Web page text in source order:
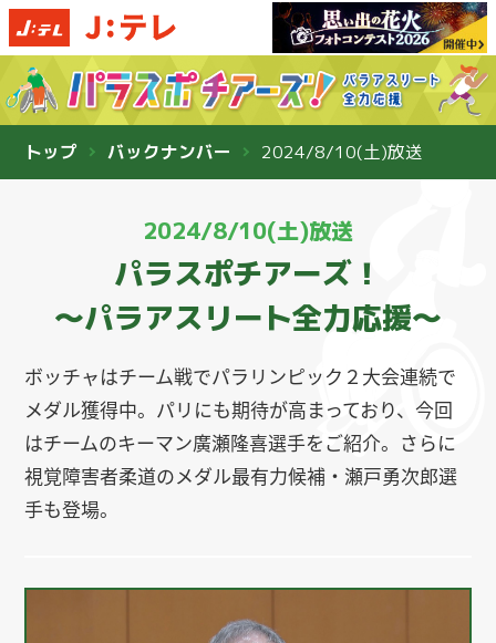
トップ バックナンバー 2024/8/10(土)放送
2024/8/10(土)放送
パラスポチアーズ！
〜パラアスリート全力応援〜
ボッチャはチーム戦でパラリンピック２大会連続で
メダル獲得中。パリにも期待が高まっており、今回
はチームのキーマン廣瀬隆喜選手をご紹介。さらに
視覚障害者柔道のメダル最有力候補・瀬戸勇次郎選
手も登場。